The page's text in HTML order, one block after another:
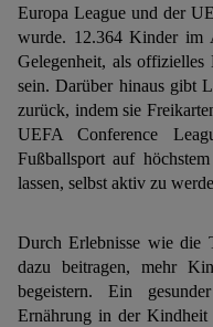
Europa League und der
wurde. 12.364 Kinder im
Gelegenheit, als
sein. Darüber hinaus gibt
zurück, indem sie
UEFA Conference
Fußballsport auf
lassen, selbst aktiv zu
Durch Erlebnisse wie die
dazu beitragen, mehr
begeistern. Ein
Ernährung in der Kindheit